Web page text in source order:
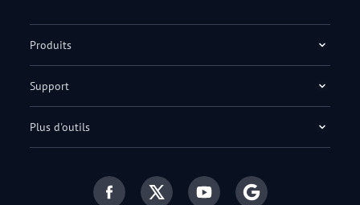
Produits
Support
Plus d'outils